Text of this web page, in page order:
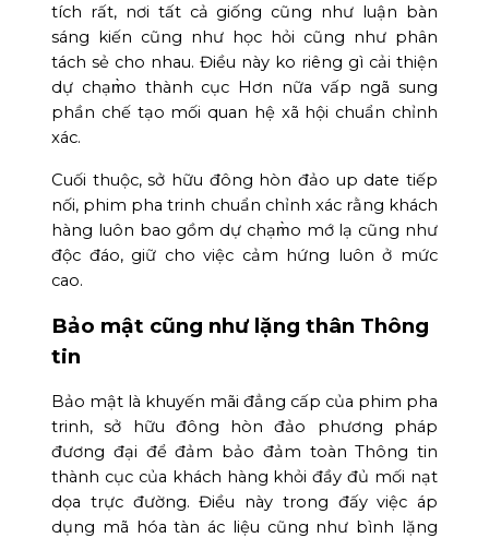
tích rất, nơi tất cả giống cũng như luận bàn
sáng kiến cũng như học hỏi cũng như phân
tách sẻ cho nhau. Điều này ko riêng gì cải thiện
dự chạm̀o thành cục Hơn nữa vấp ngã sung
phần chế tạo mối quan hệ xã hội chuẩn chỉnh
xác.
Cuối thuộc, sở hữu đông hòn đảo up date tiếp
nối, phim pha trinh chuẩn chỉnh xác rằng khách
hàng luôn bao gồm dự chạm̀o mớ lạ cũng như
độc đáo, giữ cho việc cảm hứng luôn ở mức
cao.
Bảo mật cũng như lặng thân Thông
tin
Bảo mật là khuyến mãi đẳng cấp của phim pha
trinh, sở hữu đông hòn đảo phương pháp
đương đại để đảm bảo đảm toàn Thông tin
thành cục của khách hàng khỏi đầy đủ mối nạt
dọa trực đường. Điều này trong đấy việc áp
dụng mã hóa tàn ác liệu cũng như bình lặng